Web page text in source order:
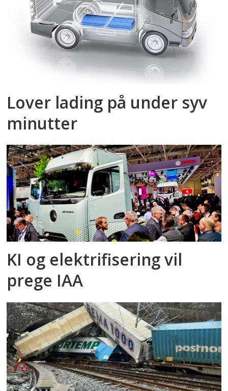
Lover lading på under syv
minutter
KI og elektrifisering vil
prege IAA